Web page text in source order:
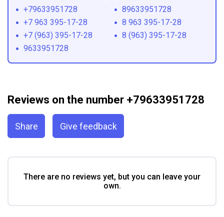
+79633951728
89633951728
+7 963 395-17-28
8 963 395-17-28
+7 (963) 395-17-28
8 (963) 395-17-28
9633951728
Reviews on the number +79633951728
Share Give feedback
There are no reviews yet, but you can leave your
own.